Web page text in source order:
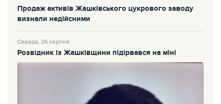
Продаж активів Жашківського цукрового заводу
визнали недійсними
Середа, 26 серпня
Розвідник із Жашківщини підірвався на міні